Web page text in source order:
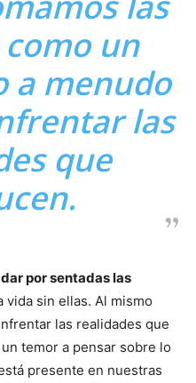
un
a menudo
las
que
por sentadas las
vida sin ellas. Al mismo
las realidades que
temor a pensar sobre lo
presente en nuestras